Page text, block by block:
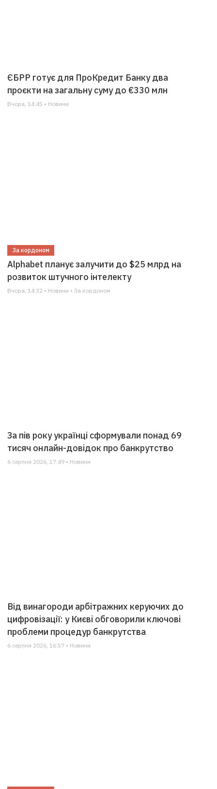
ЄБРР готує для ПроКредит Банку два
проєкти на загальну суму до €330 млн
Вчора, 14:45 • Новини
За кордоном
Alphabet планує залучити до $25 млрд на
розвиток штучного інтелекту
Вчора, 14:32 • Новини • За кордоном
За пів року українці сформували понад 69
тисяч онлайн-довідок про банкрутство
6 серпня 2026, 17:49 • Новини
Від винагороди арбітражних керуючих до
цифровізації: у Києві обговорили ключові
проблеми процедур банкрутства
6 серпня 2026, 16:57 • Новини